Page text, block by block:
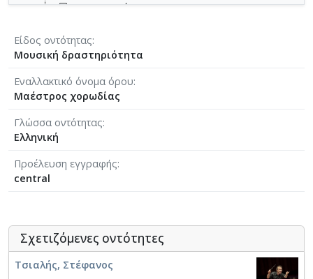
Μεταγραφέας
Μουσικοθεωρητικός
Μουσικοκριτικός
Μουσικολόγος
Μουσικοπαιδαγωγός
Μουσικός εκδότης
Μουσικός παραγωγός
Σαξοφωνίστας
Στιχουργός
Συνθέτης
Είδος οντότητας
Μουσική δραστηριότητα
Εναλλακτικό όνομα όρου
Μαέστρος χορωδίας
Γλώσσα οντότητας
Ελληνική
Προέλευση εγγραφής
central
Σχετιζόμενες οντότητες
Τσιαλής, Στέφανος